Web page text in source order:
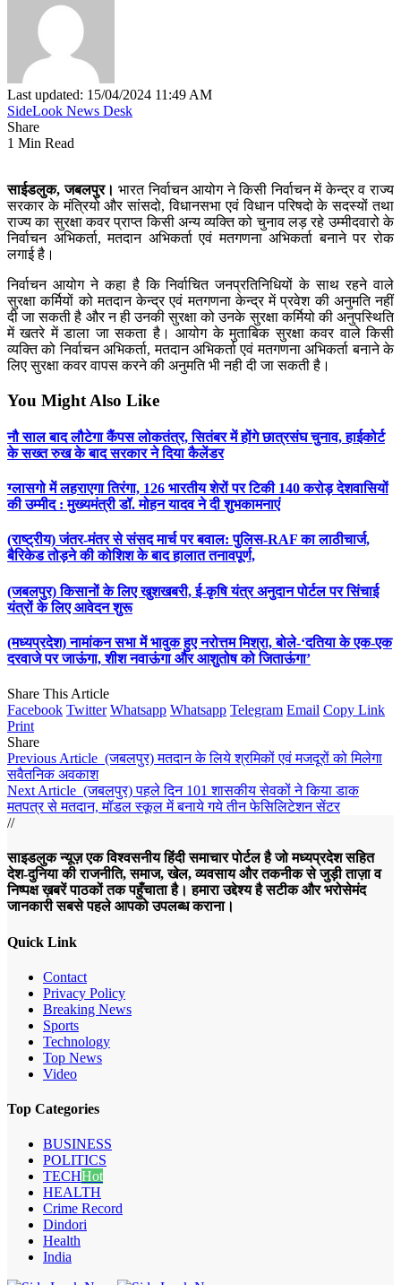
Last updated: 15/04/2024 11:49 AM
SideLook News Desk
Share
1 Min Read
साईडलुक, जबलपुर। भारत निर्वाचन आयोग ने किसी निर्वाचन में केन्द्र व राज्य
सरकार के मंत्रियो और सांसदो, विधानसभा एवं विधान परिषदो के सदस्यों तथा
राज्य का सुरक्षा कवर प्राप्त किसी अन्य व्यक्ति को चुनाव लड़ रहे उम्मीदवारो के
निर्वाचन अभिकर्ता, मतदान अभिकर्ता एवं मतगणना अभिकर्ता बनाने पर रोक
लगाई है।
निर्वाचन आयोग ने कहा है कि निर्वाचित जनप्रतिनिधियों के साथ रहने वाले
सुरक्षा कर्मियों को मतदान केन्द्र एवं मतगणना केन्द्र में प्रवेश की अनुमति नहीं
दी जा सकती है और न ही उनकी सुरक्षा को उनके सुरक्षा कर्मियो की अनुपस्थिति
में खतरे में डाला जा सकता है। आयोग के मुताबिक सुरक्षा कवर वाले किसी
व्यक्ति को निर्वाचन अभिकर्ता, मतदान अभिकर्ता एवं मतगणना अभिकर्ता बनाने के
लिए सुरक्षा कवर वापस करने की अनुमति भी नही दी जा सकती है।
You Might Also Like
नौ साल बाद लौटेगा कैंपस लोकतंत्र, सितंबर में होंगे छात्रसंघ चुनाव, हाईकोर्ट
के सख्त रुख के बाद सरकार ने दिया कैलेंडर
ग्लासगो में लहराएगा तिरंगा, 126 भारतीय शेरों पर टिकी 140 करोड़ देशवासियों
की उम्मीद : मुख्यमंत्री डॉ. मोहन यादव ने दी शुभकामनाएं
(राष्ट्रीय) जंतर-मंतर से संसद मार्च पर बवाल: पुलिस-RAF का लाठीचार्ज,
बैरिकेड तोड़ने की कोशिश के बाद हालात तनावपूर्ण,
(जबलपुर) किसानों के लिए खुशखबरी, ई-कृषि यंत्र अनुदान पोर्टल पर सिंचाई
यंत्रों के लिए आवेदन शुरू
(मध्यप्रदेश) नामांकन सभा में भावुक हुए नरोत्तम मिश्रा, बोले-‘दतिया के एक-एक
दरवाजे पर जाऊंगा, शीश नवाऊंगा और आशुतोष को जिताऊंगा’
Share This Article
Facebook Twitter Whatsapp Whatsapp Telegram Email Copy Link
Print
Share
Previous Article (जबलपुर) मतदान के लिये श्रमिकों एवं मजदूरों को मिलेगा
सवैतनिक अवकाश
Next Article (जबलपुर) पहले दिन 101 शासकीय सेवकों ने किया डाक
मतपत्र से मतदान, मॉडल स्कूल में बनाये गये तीन फेसिलिटेशन सेंटर
//
साइडलुक न्यूज़ एक विश्वसनीय हिंदी समाचार पोर्टल है जो मध्यप्रदेश सहित
देश-दुनिया की राजनीति, समाज, खेल, व्यवसाय और तकनीक से जुड़ी ताज़ा व
निष्पक्ष ख़बरें पाठकों तक पहुँचाता है। हमारा उद्देश्य है सटीक और भरोसेमंद
जानकारी सबसे पहले आपको उपलब्ध कराना।
Quick Link
Contact
Privacy Policy
Breaking News
Sports
Technology
Top News
Video
Top Categories
BUSINESS
POLITICS
TECHHot
HEALTH
Crime Record
Dindori
Health
India